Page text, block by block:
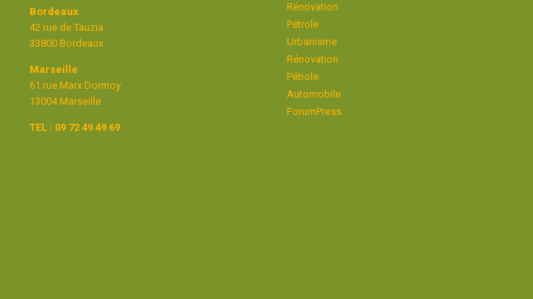
Bordeaux
42 rue de Tauzia
33800 Bordeaux
Marseille
61 rue Marx Dormoy
13004 Marseille
TEL : 09 72 49 49 69
Rénovation
Pétrole
Urbanisme
Rénovation
Pétrole
Automobile
ForumPress